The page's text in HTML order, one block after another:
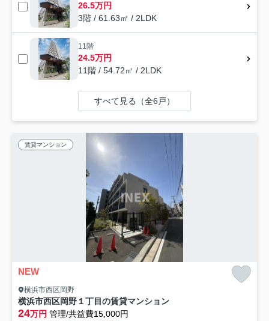
26.5万円
3階 / 61.63㎡ / 2LDK
11階
24.5万円
11階 / 54.72㎡ / 2LDK
すべて見る（全6戸）
賃貸マンション
NEW
横浜市西区岡野
横浜市西区岡野１丁目の賃貸マンション
24万円 管理/共益費15,000円